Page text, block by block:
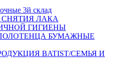
3й склад
СНЯТИЯ ЛАКА
ГИГИЕНЫ
БУМАЖНЫЕ
BATIST/СЕМЬЯ И